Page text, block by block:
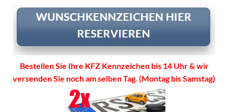
Bestellen Sie Ihre KFZ Kennzeichen bis 14 Uhr & wir
versenden Sie noch am selben Tag. (Montag bis Samstag)